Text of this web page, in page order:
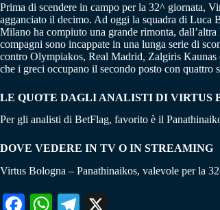
Prima di scendere in campo per la 32^ giornata,
agganciato il decimo. Ad oggi la squadra di Luca
Milano ha compiuto una grande rimonta,
compagni sono incappate in una lunga serie di
contro Olympiakos, Real Madrid, Zalgiris Kaunas
che i greci occupano il secondo posto con quattro
LE QUOTE DAGLI ANALISTI DI VIRTUS
Per gli analisti di BetFlag, favorito è il
DOVE VEDERE IN TV O IN STREAMING
Virtus Bologna – Panathinaikos, valevole per la
Fa W
Te